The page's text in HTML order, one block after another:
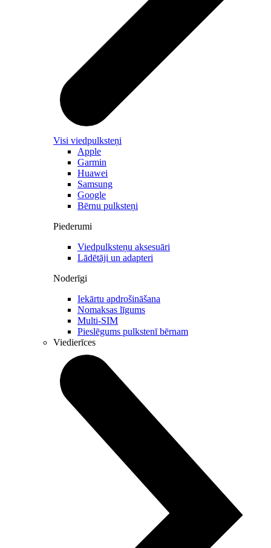
Visi viedpulksteņi
Apple
Garmin
Huawei
Samsung
Google
Bērnu pulksteņi
Piederumi
Viedpulksteņu aksesuāri
Lādētāji un adapteri
Noderīgi
Iekārtu apdrošināšana
Nomaksas līgums
Multi-SIM
Pieslēgums pulkstenī bērnam
Viedierīces